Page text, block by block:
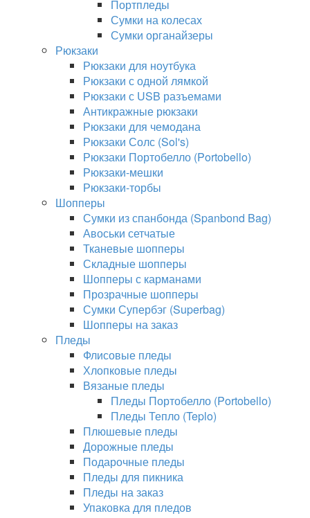
Портпледы
Сумки на колесах
Сумки органайзеры
Рюкзаки
Рюкзаки для ноутбука
Рюкзаки с одной лямкой
Рюкзаки с USB разъемами
Антикражные рюкзаки
Рюкзаки для чемодана
Рюкзаки Солс (Sol's)
Рюкзаки Портобелло (Portobello)
Рюкзаки-мешки
Рюкзаки-торбы
Шопперы
Сумки из спанбонда (Spanbond Bag)
Авоськи сетчатые
Тканевые шопперы
Складные шопперы
Шопперы с карманами
Прозрачные шопперы
Сумки Супербэг (Superbag)
Шопперы на заказ
Пледы
Флисовые пледы
Хлопковые пледы
Вязаные пледы
Пледы Портобелло (Portobello)
Пледы Тепло (Teplo)
Плюшевые пледы
Дорожные пледы
Подарочные пледы
Пледы для пикника
Пледы на заказ
Упаковка для пледов